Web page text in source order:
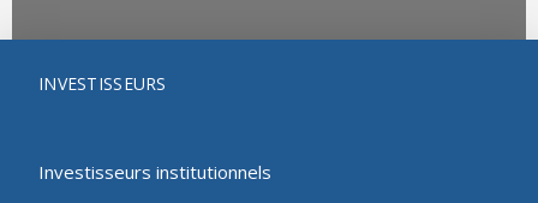
INVESTISSEURS
Investisseurs institutionnels